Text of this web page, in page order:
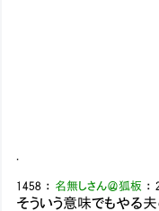
1458 ： 名無しさん＠狐板 ：
そういう意味でもやる